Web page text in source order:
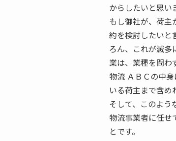
からしたいと思い
もし御社が、荷主
約を検討したいと
ろん、これが滅多
業は、業種を問わ
物流 ＡＢＣの中
いる荷主まで含め
そして、このよう
物流事業者に任せ
とです。